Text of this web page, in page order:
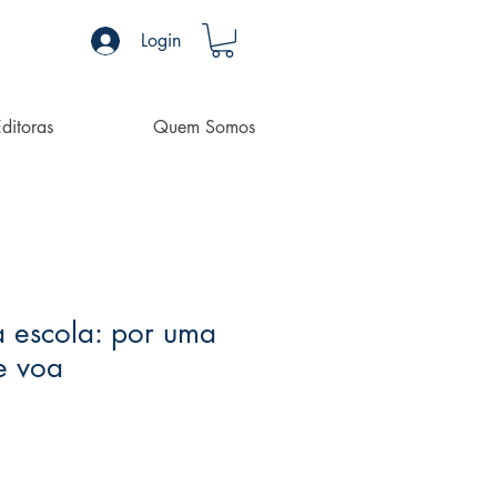
Login
Quem Somos
por uma
voa